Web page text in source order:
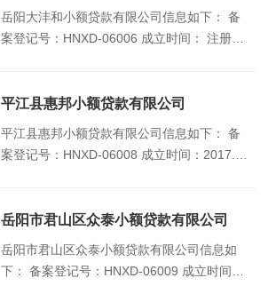
岳阳大沣和小额贷款有限公司信息如下： 备
案登记号：HNXD-06006 成立时间： 注册资
平江县惠邦小额贷款有限公司
平江县惠邦小额贷款有限公司信息如下： 备
案登记号：HNXD-06008 成立时间：2017.1.
岳阳市君山区众泰小额贷款有限公司
岳阳市君山区众泰小额贷款有限公司信息如
下： 备案登记号：HNXD-06009 成立时间：2